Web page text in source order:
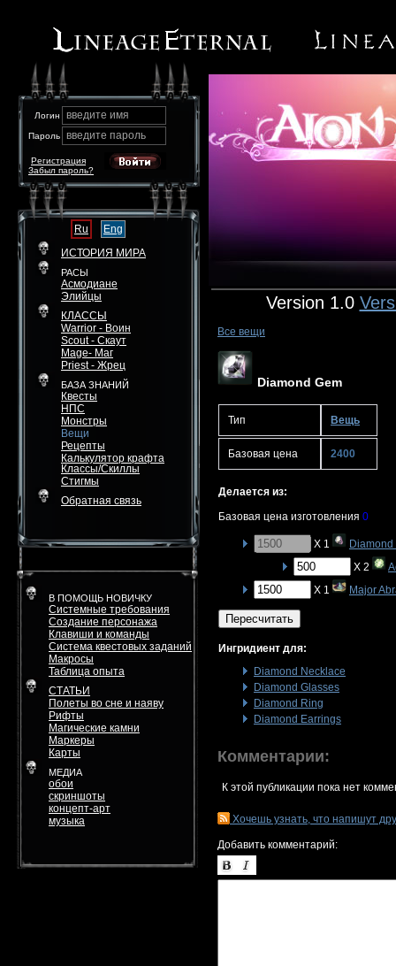
Логин введите имя
Пароль введите пароль
Забыл пароль?
Регистрация
Ru
Eng
ИСТОРИЯ МИРА
РАСЫ
Асмодиане
Элийцы
КЛАССЫ
Warrior - Воин
Scout - Скаут
Mage- Маг
Priest - Жрец
БАЗА ЗНАНИЙ
Квесты
НПС
Монстры
Вещи
Рецепты
Калькулятор крафта
Классы/Скиллы
Стигмы
Обратная связь
В ПОМОЩЬ НОВИЧКУ
Системные требования
Создание персонажа
Клавиши и команды
Система квестовых заданий
Макросы
Таблица опыта
СТАТЬИ
Полеты во сне и наяву
Рифты
Магические камни
Маркеры
Карты
МЕДИА
обои
скриншоты
концепт-арт
музыка
Version 1.0
Все вещи
Diamond Gem
Тип Вещь
Базовая цена 2400
Делается из:
Базовая цена изготовления 0
X 1
Diamond
X 2
X 1
Major
Пересчитать
Ингридиент для:
Diamond Necklace
Diamond Glasses
Diamond Ring
Diamond Earrings
Комментарии:
К этой публикации пока нет
Хочешь узнать, что напишут
Добавить комментарий: